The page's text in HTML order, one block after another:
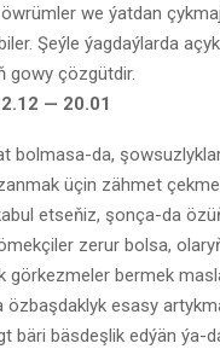
we ýatdan
Şeýle ýagdaýlarda
gowy çözgütdir.
— 20.01
bolmasa-da,
üçin zähmet
etseňiz, şonça-da
zerur bolsa,
görkezmeler bermek
özbaşdaklyk esasy
bäri bäsdeşlik edýän ýa-